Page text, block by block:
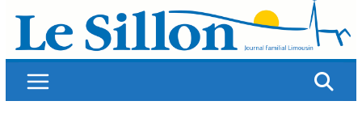
Splendeurs murales de nos églises
Abonnez-vous ! Réabonnez-vous !